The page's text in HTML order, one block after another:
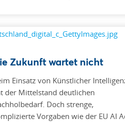
Zukunft wartet nicht
Einsatz von Künstlicher
der Mittelstand deutlichen
Doch strenge,
Vorgaben wie der EU AI